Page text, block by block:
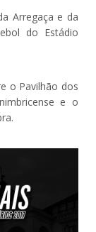
Arregaça e da
do Estádio
o Pavilhão dos
e o